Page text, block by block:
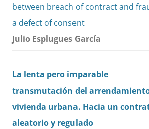
between breach of contract and
a defect of consent
Julio Esplugues García
La lenta pero imparable
transmutación del
vivienda urbana. Hacia un
aleatorio y regulado